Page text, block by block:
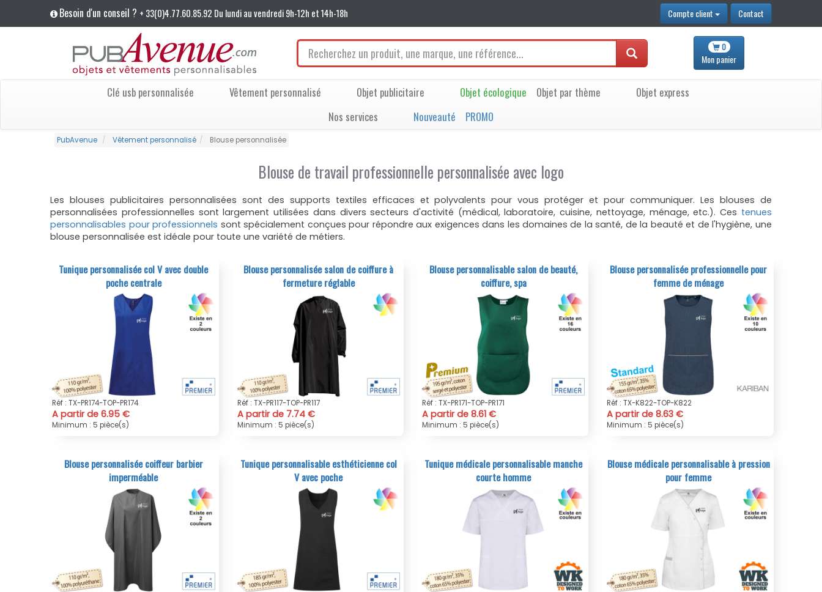
Besoin d'un conseil ? + 33(0)4.77.60.85.92 Du lundi au vendredi 9h-12h et 14h-18h Compte client Contact
0
Monpanier
Clé usb personnalisée Vêtement personnalisé Objet publicitaire Objet écologique Objet par thème
Objet express
Nos services
Nouveauté PROMO
PubAvenue Vêtement personnalisé Blouse personnalisée
Blouse de travail professionnelle personnalisée avec logo
Les blouses publicitaires personnalisées sont des supports textiles efficaces et polyvalents pour vous protéger et pour communiquer. Les blouses de
personnalisées professionnelles sont largement utilisées dans divers secteurs d'activité (médical, laboratoire, cuisine, nettoyage, ménage, etc.). Ces tenues
personnalisables pour professionnels sont spécialement conçues pour répondre aux exigences dans les domaines de la santé, de la beauté et de l'hygiène, une
blouse personnalisée est idéale pour toute une variété de métiers.
Tunique personnalisée col V avec double
poche centrale
Réf : TX-PR174-TOP-PR174
A partir de 6.95 €
Minimum : 5 pièce(s)
Blouse personnalisée salon de coiffure à
fermeture réglable
Réf : TX-PR117-TOP-PR117
A partir de 7.74 €
Minimum : 5 pièce(s)
Blouse personnalisable salon de beauté,
coiffure, spa
Réf : TX-PR171-TOP-PR171
A partir de 8.61 €
Minimum : 5 pièce(s)
Blouse personnalisée professionnelle pour
femme de ménage
Réf : TX-K822-TOP-K822
A partir de 8.63 €
Minimum : 5 pièce(s)
Blouse personnalisée coiffeur barbier
imperméable
Tunique personnalisable esthéticienne col
V avec poche
Tunique médicale personnalisable manche
courte homme
Blouse médicale personnalisable à pression
pour femme